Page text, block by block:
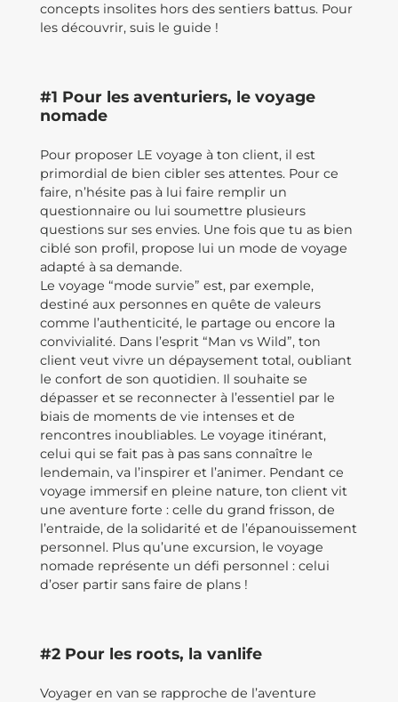
concepts insolites hors des sentiers battus. Pour
les découvrir, suis le guide !
#1 Pour les aventuriers, le voyage
nomade
Pour proposer LE voyage à ton client, il est
primordial de bien cibler ses attentes. Pour ce
faire, n’hésite pas à lui faire remplir un
questionnaire ou lui soumettre plusieurs
questions sur ses envies. Une fois que tu as bien
ciblé son profil, propose lui un mode de voyage
adapté à sa demande.
Le voyage “mode survie” est, par exemple,
destiné aux personnes en quête de valeurs
comme l’authenticité, le partage ou encore la
convivialité. Dans l’esprit “Man vs Wild”, ton
client veut vivre un dépaysement total, oubliant
le confort de son quotidien. Il souhaite se
dépasser et se reconnecter à l’essentiel par le
biais de moments de vie intenses et de
rencontres inoubliables. Le voyage itinérant,
celui qui se fait pas à pas sans connaître le
lendemain, va l’inspirer et l’animer. Pendant ce
voyage immersif en pleine nature, ton client vit
une aventure forte : celle du grand frisson, de
l’entraide, de la solidarité et de l’épanouissement
personnel. Plus qu’une excursion, le voyage
nomade représente un défi personnel : celui
d’oser partir sans faire de plans !
#2 Pour les roots, la vanlife
Voyager en van se rapproche de l’aventure